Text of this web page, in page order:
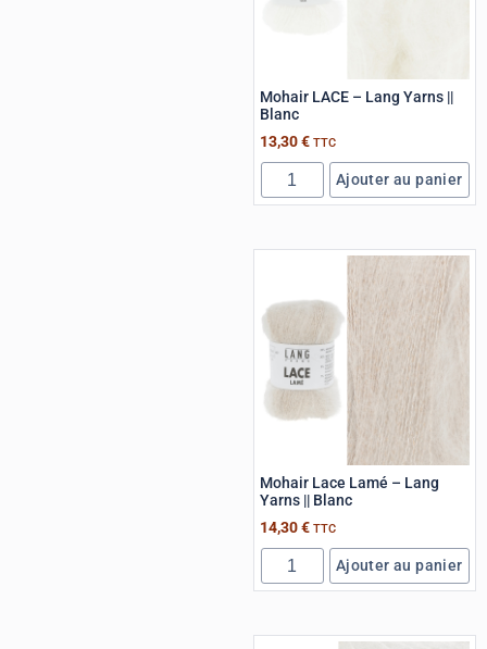
Mohair LACE – Lang Yarns ||
Blanc
13,30€ TTC
Ajouter au panier
Mohair Lace Lamé – Lang
Yarns || Blanc
14,30€ TTC
Ajouter au panier